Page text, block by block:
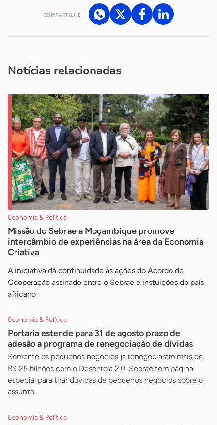
COMPARTILHE
Notícias relacionadas
Economia & Política
Missão do Sebrae a Moçambique promove
intercâmbio de experiências na área da Economia
Criativa
A iniciativa dá continuidade às ações do Acordo de
Cooperação assinado entre o Sebrae e instuições do país
africano
Economia & Política
Portaria estende para 31 de agosto prazo de
adesão a programa de renegociação de dívidas
Somente os pequenos negócios já renegociaram mais de
R$ 25 bilhões com o Desenrola 2.0. Sebrae tem página
especial para tirar dúvidas de pequenos negócios sobre o
assunto
Economia & Política